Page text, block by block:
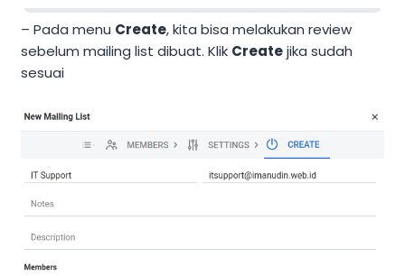
– Pada menu Create, kita bisa melakukan review
sebelum mailing list dibuat. Klik Createjika sudah
sesuai